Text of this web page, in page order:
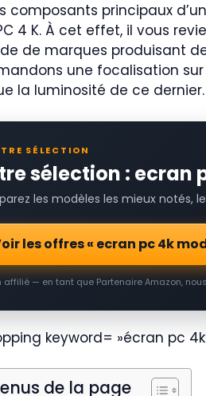
composants principaux
4 K. À cet effet, il vous
de marques produisant
une focalisation
la luminosité de ce
SÉLECTION
sélection : ecran
les modèles les mieux notés,
les offres « ecran pc 4k
affilié — en tant que Partenaire Amazon,
keyword= »écran pc
de la page